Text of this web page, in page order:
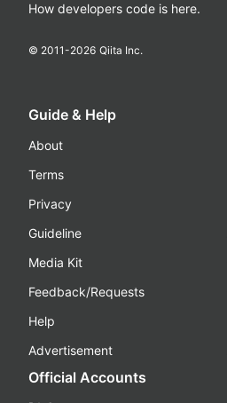
How developers code is here.
© 2011-2026 Qiita Inc.
Guide & Help
About
Terms
Privacy
Guideline
Media Kit
Feedback/Requests
Help
Advertisement
Official Accounts